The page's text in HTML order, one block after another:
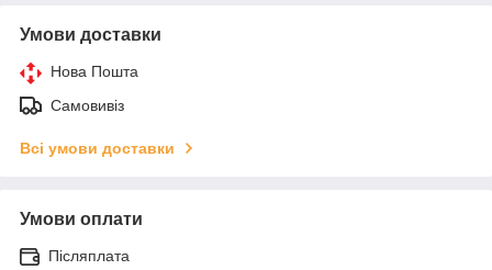
Умови доставки
Нова Пошта
Самовивіз
Всі умови доставки
Умови оплати
Післяплата